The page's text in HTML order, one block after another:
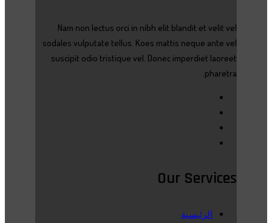
Nam non lectus orci in nibh elit blandit et velit vel
sodales vulputate tellus. Koes mattis neque ante vel
suscipit odio tristique vel. Donec imperdiet laoreet
pharetra.
Our Services
الرئيسية